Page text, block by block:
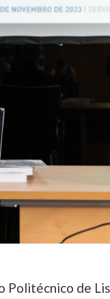
Politécnico de